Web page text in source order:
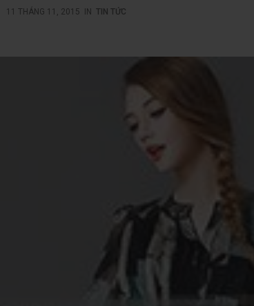
11 THÁNG 11, 2015 IN TIN TỨC